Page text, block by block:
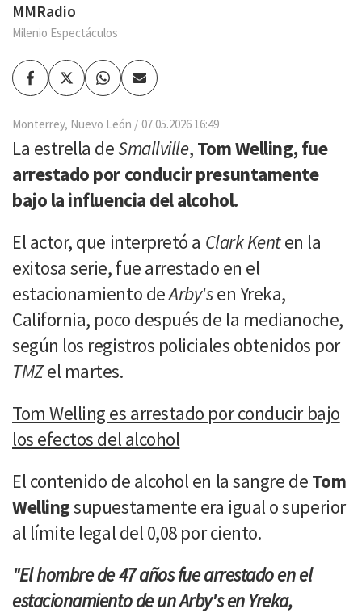
MMRadio
Milenio Espectáculos
FacebookTwitterWhatsapp
Enviar
por
Monterrey, Nuevo León 07.05.2026 16:49
La estrella deSmallville, Tom Welling, fue
arrestado por conducir presuntamente
bajo la influencia del alcohol.
El actor, que interpretó a Clark Kenten la
exitosa serie, fue arrestado en el
estacionamiento deArby'sen Yreka,
California, poco después de la medianoche,
según los registros policiales obtenidos por
TMZel martes.
Tom Welling es arrestado por conducir bajo
los efectos del alcohol
El contenido de alcohol en la sangre de Tom
Wellingsupuestamente era igual o superior
al límite legal del 0,08 por ciento.
"El hombre de 47 años fue arrestado en el
estacionamiento de un Arby's en Yreka,